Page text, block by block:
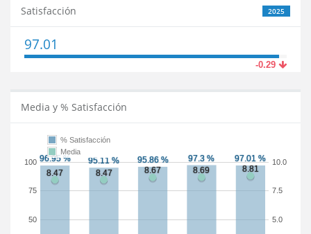
2025
Satisfacción
97.01
-0.29
Media y % Satisfacción
50
75
100
5.0
7.5
10.0
% Satisfacción
Media